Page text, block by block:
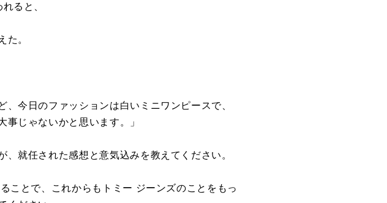
ると、
た。
、今日のファッションは白いミニワンピースで、
じゃないかと思います。」
就任された感想と意気込みを教えてください。
ことで、これからもトミー ジーンズのことをもっ